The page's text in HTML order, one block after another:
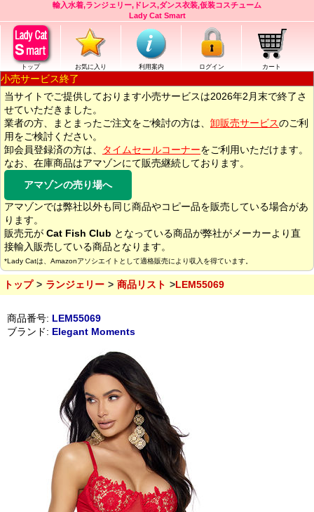
輸入水着,ランジェリー,ドレス,ダンス衣装,仮装コスチューム
Lady Cat Smart
トップ お気に入り 利用案内 ログイン カート
小売サービス終了
当サイトでご提供しております小売サービスは2026年2月末で終了さ
せていただきました。
業者の方、まとまったご注文をご検討の方は、 卸販売サービスのご利
用をご検討ください。
卸会員登録済の方は、
タイムセールコーナーをご利用いただけます。
なお、在庫商品はアマゾンにて販売継続しております。
アマゾンの売り場へ
アマゾンでは弊社以外も同じ商品やコピー品を販売している場合があ
ります。
販売元が Cat Fish Club となっている商品が弊社がメーカーより直
接輸入販売している商品となります。
*Lady Catは、Amazonアソシエイトとして適格販売により収入を得ています。
トップ ランジェリー 商品リスト LEM55069
商品番号: LEM55069
ブランド: Elegant Moments